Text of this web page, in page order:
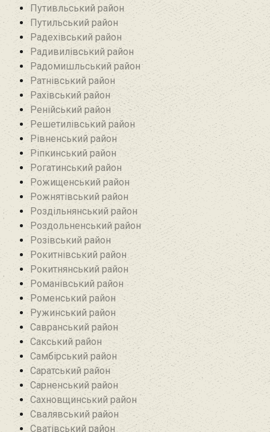
Путивльський район‎
Путильський район
Радехівський район
Радивилівський район
Радомишльський район‎
Ратнівський район
Рахівський район
Ренійський район
Решетилівський район
Рівненський район
Ріпкинський район
Рогатинський район
Рожищенський район
Рожнятівський район
Роздільнянський район
Роздольненський район
Розівський район‎
Рокитнівський район
Рокитнянський район
Романівський район‎
Роменський район
Ружинський район
Савранський район‎
Сакський район
Самбірський район
Саратський район‎
Сарненський район
Сахновщинський район
Свалявський район
Сватівський район